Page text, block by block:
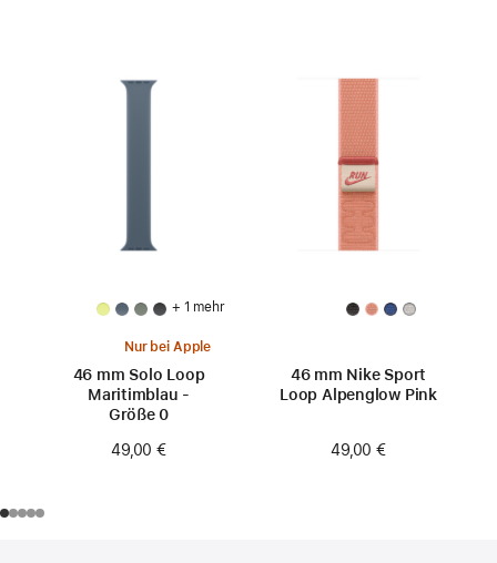
+ 1 mehr
Nur bei Apple
46 mm Solo Loop
Maritimblau -
Größe 0
49,00 €
46 mm Nike Sport
Loop Alpenglow Pink
49,00 €